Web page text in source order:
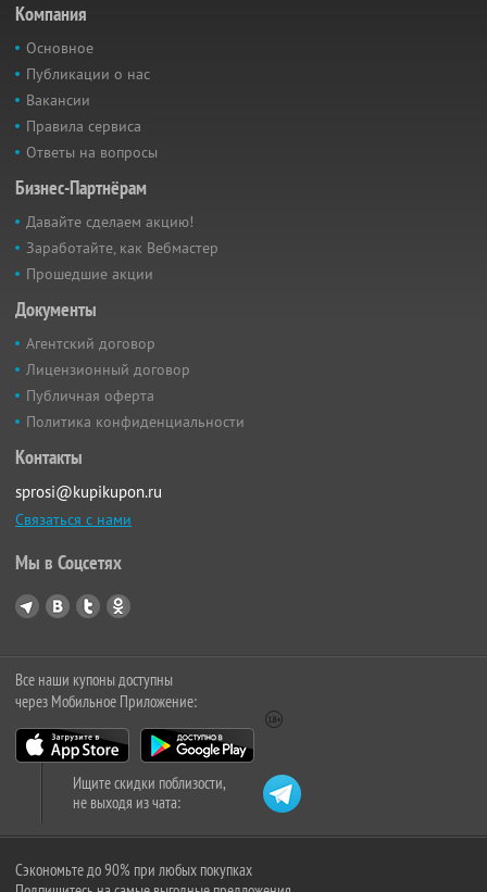
Компания
Основное
Публикации о нас
Вакансии
Правила сервиса
Ответы на вопросы
Бизнес-Партнёрам
Давайте сделаем акцию!
Заработайте, как Вебмастер
Прошедшие акции
Документы
Агентский договор
Лицензионный договор
Публичная оферта
Политика конфиденциальности
Контакты
sprosi@kupikupon.ru
Связаться с нами
Мы в Соцсетях
Все наши купоны доступны
через Мобильное Приложение:
Ищите скидки поблизости,
не выходя из чата:
Сэкономьте до 90% при любых покупках